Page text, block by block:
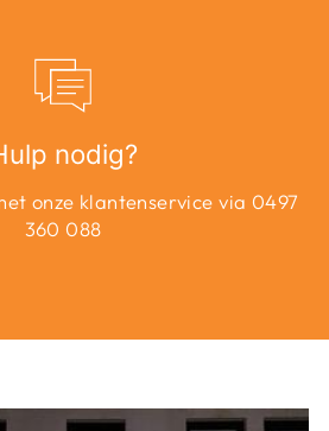
nodig?
onze klantenservice via 0497
360 088